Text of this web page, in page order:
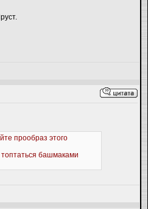
прообраз этого
топтаться башмаками